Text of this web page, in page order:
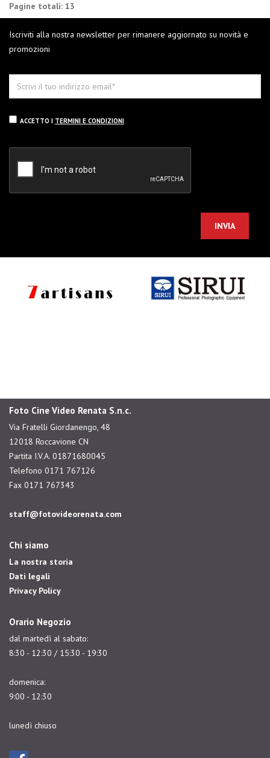
Pagine totali: 13
Iscriviti alla nostra newsletter per rimanere aggiornato su novità e
promozioni
ACCETTO I TERMINI E CONDIZIONI
Foto Cine Video Renata S.n.c.
Via Fratelli Giordanengo, 48
12018 Roccavione CN
Partita I.V.A. 01871680045
Telefono 0171 767126
Fax 0171 767343
staff@fotovideorenata.com
Chi siamo
La nostra storia
Dati legali
Privacy Policy
Orario Negozio
dal martedì al sabato:
8:30 - 12:30 / 15:30 - 19:30
domenica:
9:00 - 12:30
lunedì chiuso